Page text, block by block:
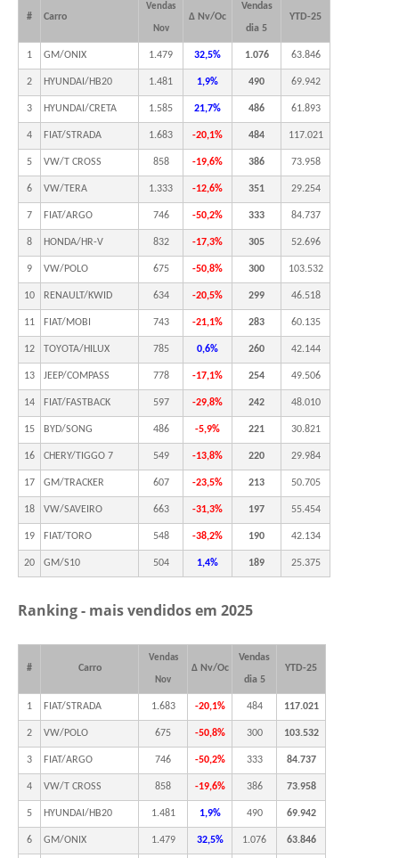
# Carro
Vendas
Nov
Δ Nv/Oc
Vendas
dia 5
YTD-25
1 GM/ONIX 1.479 32,5% 1.076 63.846
2 HYUNDAI/HB20 1.481 1,9% 490 69.942
3 HYUNDAI/CRETA 1.585 21,7% 486 61.893
4 FIAT/STRADA 1.683 -20,1% 484 117.021
5 VW/T CROSS 858 -19,6% 386 73.958
6 VW/TERA 1.333 -12,6% 351 29.254
7 FIAT/ARGO 746 -50,2% 333 84.737
8 HONDA/HR-V 832 -17,3% 305 52.696
9 VW/POLO 675 -50,8% 300 103.532
10 RENAULT/KWID 634 -20,5% 299 46.518
11 FIAT/MOBI 743 -21,1% 283 60.135
12 TOYOTA/HILUX 785 0,6% 260 42.144
13 JEEP/COMPASS 778 -17,1% 254 49.506
14 FIAT/FASTBACK 597 -29,8% 242 48.010
15 BYD/SONG 486 -5,9% 221 30.821
16 CHERY/TIGGO 7 549 -13,8% 220 29.984
17 GM/TRACKER 607 -23,5% 213 50.705
18 VW/SAVEIRO 663 -31,3% 197 55.454
19 FIAT/TORO 548 -38,2% 190 42.134
20 GM/S10 504 1,4% 189 25.375
Ranking - mais vendidos em 2025
# Carro
Vendas
Nov
Δ Nv/Oc
Vendas
dia 5
YTD-25
1 FIAT/STRADA 1.683 -20,1% 484 117.021
2 VW/POLO 675 -50,8% 300 103.532
3 FIAT/ARGO 746 -50,2% 333 84.737
4 VW/T CROSS 858 -19,6% 386 73.958
5 HYUNDAI/HB20 1.481 1,9% 490 69.942
6 GM/ONIX 1.479 32,5% 1.076 63.846